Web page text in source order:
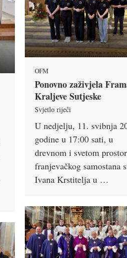
OFM
Ponovno zaživjela
Kraljeve Sutjeske
Svjetlo riječi
U nedjelju, 11. svibnja
godine u 17:00 sati, u
drevnom i svetom
franjevačkog samostana
Ivana Krstitelja u …